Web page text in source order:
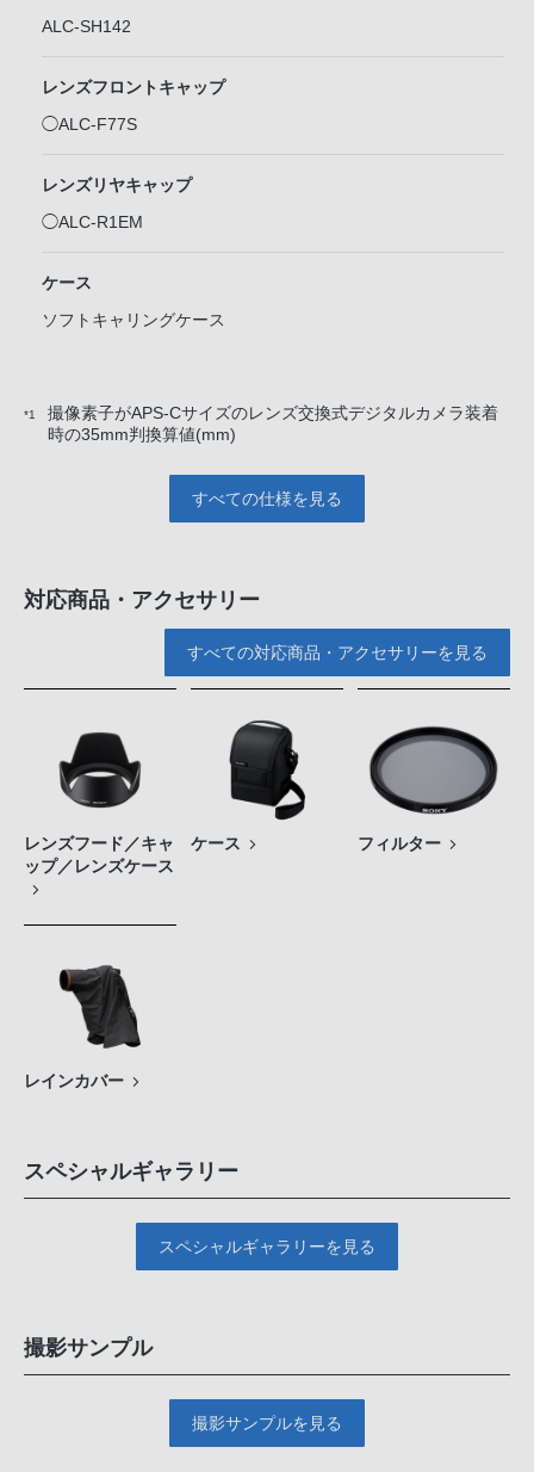
ALC-SH142
レンズフロントキャップ
◯ALC-F77S
レンズリヤキャップ
◯ALC-R1EM
ケース
ソフトキャリングケース
*1
撮像素子がAPS-Cサイズのレンズ交換式デジタルカメラ装着
時の35mm判換算値(mm)
すべての仕様を見る
対応商品・アクセサリー
すべての対応商品・アクセサリーを見る
レンズフード／キャ
ップ／レンズケース
ケース フィルター
レインカバー
スペシャルギャラリー
スペシャルギャラリーを見る
撮影サンプル
撮影サンプルを見る